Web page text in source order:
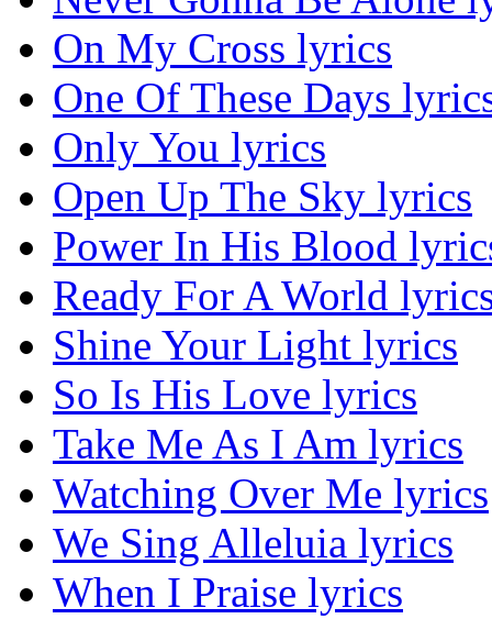
On My Cross lyrics
One Of These Days
Only You lyrics
Open Up The Sky lyrics
Power In His Blood
Ready For A World
Shine Your Light lyrics
So Is His Love lyrics
Take Me As I Am lyrics
Watching Over Me lyrics
We Sing Alleluia lyrics
When I Praise lyrics